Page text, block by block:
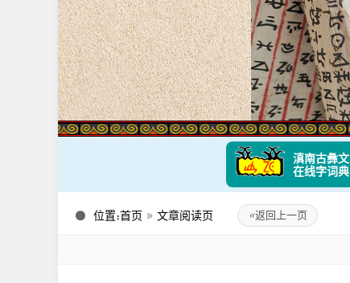
滇南古彝文
在线字词典
位置：首页 » 文章阅读页 «返回上一页